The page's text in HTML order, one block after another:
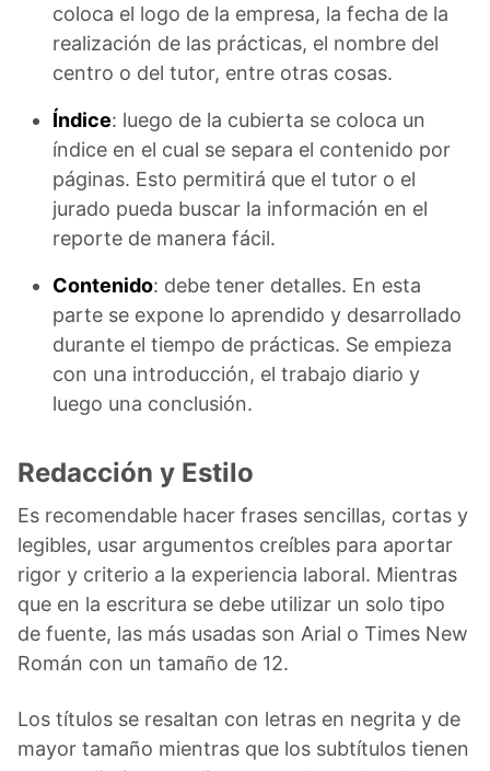
coloca el logo de la empresa, la fecha de la
realización de las prácticas, el nombre del
centro o del tutor, entre otras cosas.
Índice: luego de la cubierta se coloca un
índice en el cual se separa el contenido por
páginas. Esto permitirá que el tutor o el
jurado pueda buscar la información en el
reporte de manera fácil.
Contenido: debe tener detalles. En esta
parte se expone lo aprendido y desarrollado
durante el tiempo de prácticas. Se empieza
con una introducción, el trabajo diario y
luego una conclusión.
Redacción y Estilo
Es recomendable hacer frases sencillas, cortas y
legibles, usar argumentos creíbles para aportar
rigor y criterio a la experiencia laboral. Mientras
que en la escritura se debe utilizar un solo tipo
de fuente, las más usadas son Arial o Times New
Román con un tamaño de 12.
Los títulos se resaltan con letras en negrita y de
mayor tamaño mientras que los subtítulos tienen